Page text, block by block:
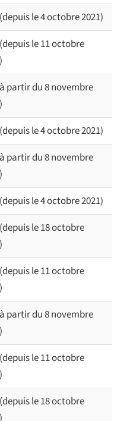
le 4 octobre 2021)
le 11 octobre
partir du 8 novembre
le 4 octobre 2021)
partir du 8 novembre
le 4 octobre 2021)
le 18 octobre
le 11 octobre
partir du 8 novembre
le 11 octobre
le 18 octobre